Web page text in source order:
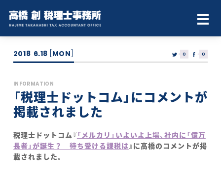
2018 6.18 MON 0 0
INFORMATION
「税理士ドットコム」にコメントが
掲載されました
税理士ドットコム『「メルカリ」いよいよ上場、社内に「億万
長者」が誕生？ 待ち受ける課税は』に高橋のコメントが掲
載されました。